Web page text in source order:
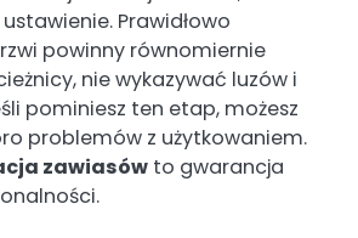
Prawidłowo
powinny równomiernie
nie wykazywać luzów i
pominiesz ten etap, możesz
problemów z użytkowaniem.
zawiasów to gwarancja